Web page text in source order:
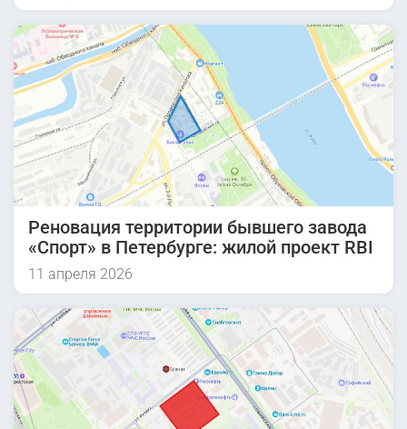
Реновация территории бывшего завода
«Спорт» в Петербурге: жилой проект RBI
11 апреля 2026